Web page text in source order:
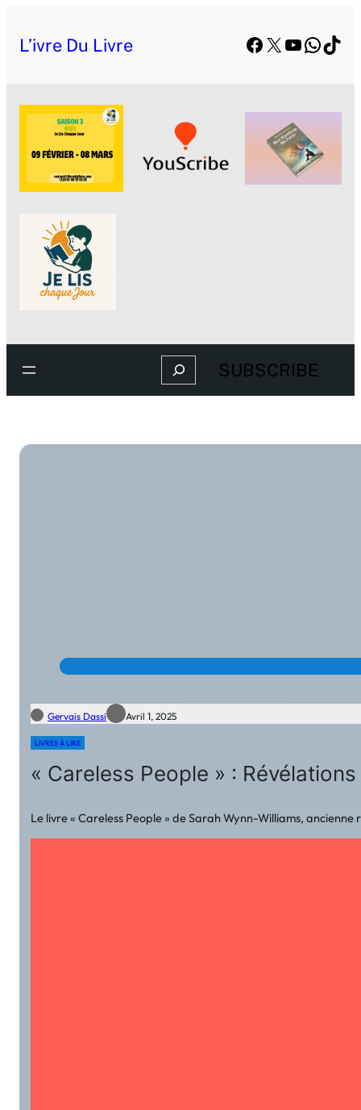
L’ivre Du Livre Facebook
X YouTube
Search SUBSCRIBE
Gervais Dassi Avril 1, 2025
LIVRES À LIRE
« Careless People » :
Le livre « Careless People » de Sarah Wynn-Williams,